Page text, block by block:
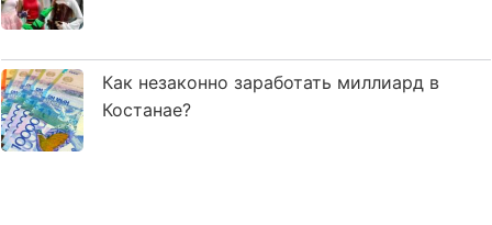
Как незаконно заработать миллиард в
Костанае?